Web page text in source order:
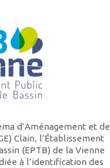
d’Aménagement et de
Clain, l’Établissement
(EPTB) de la Vienne
à l’identification des